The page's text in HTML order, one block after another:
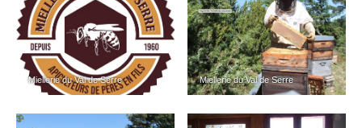
Miellerie du Val de Serre Miellerie du Val de Serre